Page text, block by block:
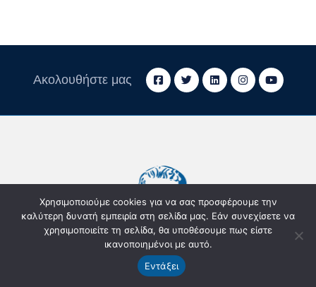
Ακολουθήστε μας
Χρησιμοποιούμε cookies για να σας προσφέρουμε την
καλύτερη δυνατή εμπειρία στη σελίδα μας. Εάν συνεχίσετε να
χρησιμοποιείτε τη σελίδα, θα υποθέσουμε πως είστε
ικανοποιημένοι με αυτό.
Εντάξει